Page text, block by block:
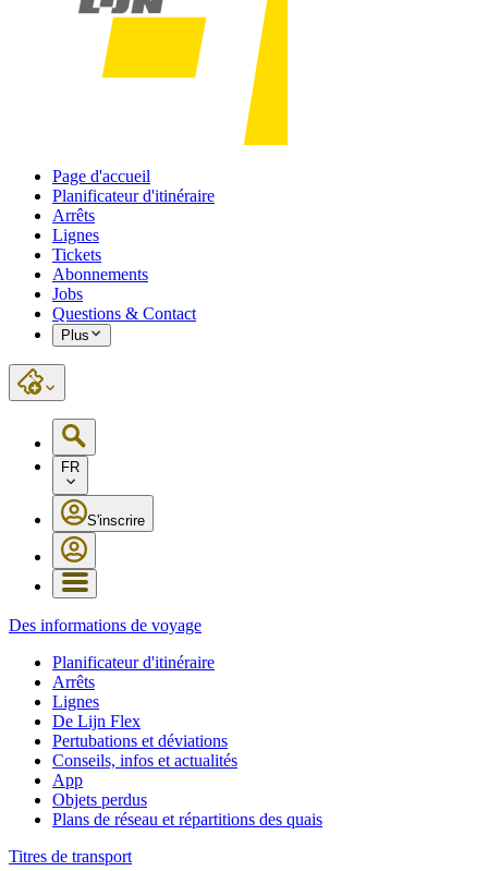
Page d'accueil
Planificateur d'itinéraire
Arrêts
Lignes
Tickets
Abonnements
Jobs
Questions & Contact
Plus
FR
S'inscrire
Des informations de voyage
Planificateur d'itinéraire
Arrêts
Lignes
De Lijn Flex
Pertubations et déviations
Conseils, infos et actualités
App
Objets perdus
Plans de réseau et répartitions des quais
Titres de transport